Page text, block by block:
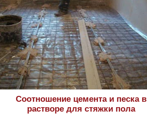
Соотношение цемента и песка в
растворе для стяжки пола